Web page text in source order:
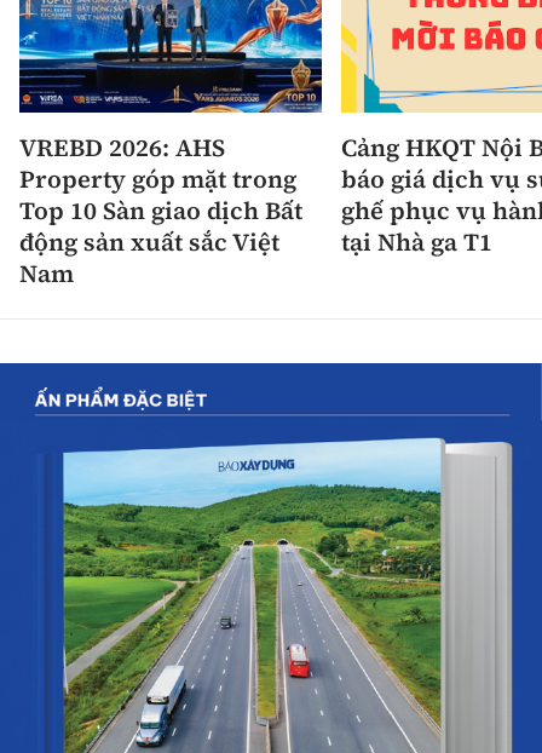
VREBD 2026: AHS
Property góp mặt trong
Top 10 Sàn giao dịch Bất
động sản xuất sắc Việt
Nam
Cảng HKQT Nội
báo giá dịch vụ
ghế phục vụ
tại Nhà ga T1